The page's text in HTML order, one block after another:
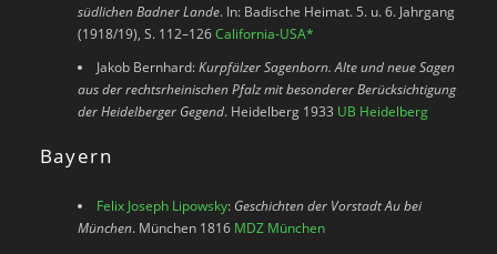
südlichen Badner Lande. In: Badische Heimat. 5. u. 6. Jahrgang
(1918/19), S. 112–126California-USA*
Jakob Bernhard:Kurpfälzer Sagenborn. Alte und neue Sagen
aus der rechtsrheinischen Pfalz mit besonderer Berücksichtigung
der Heidelberger Gegend. Heidelberg 1933 UB Heidelberg
Bayern
Felix Joseph Lipowsky: Geschichten der Vorstadt Au bei
München. München 1816 MDZ München